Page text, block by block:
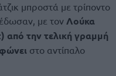
μπροστά με τρίποντο
με τονΛούκα
από την τελική γραμμή
στο αντίπαλο